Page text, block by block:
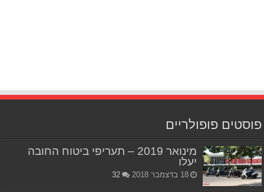
פוסטים פופולריים
מינואר 2019 – תעריפי ביטוח החובה
יעלו
18 בדצמבר 2018 32